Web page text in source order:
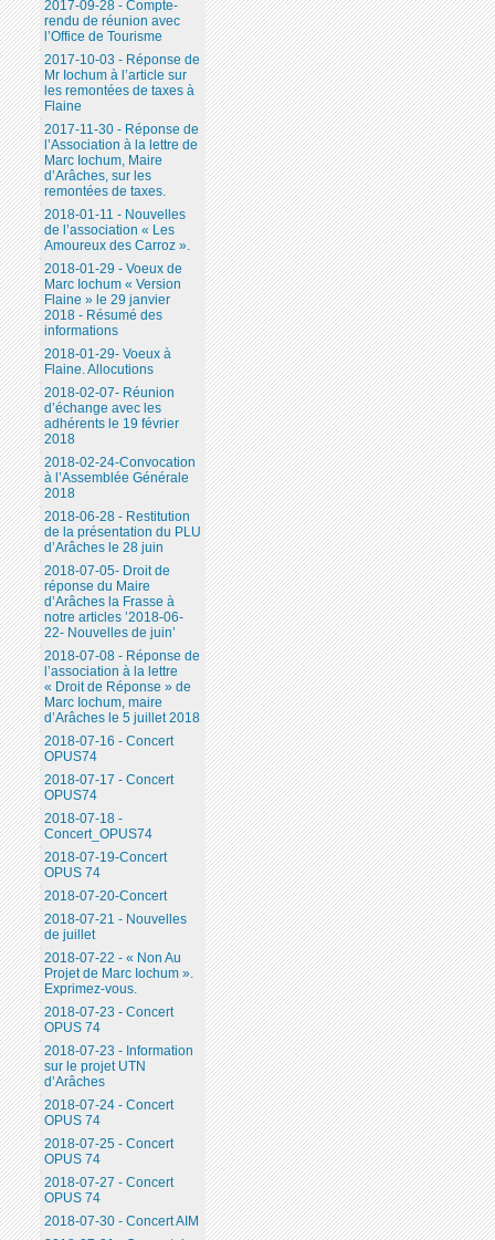
2017-09-28 - Compte-
rendu de réunion avec
l’Office de Tourisme
2017-10-03 - Réponse de
Mr Iochum à l’article sur
les remontées de taxes à
Flaine
2017-11-30 - Réponse de
l’Association à la lettre de
Marc Iochum, Maire
d’Arâches, sur les
remontées de taxes.
2018-01-11 - Nouvelles
de l’association « Les
Amoureux des Carroz ».
2018-01-29 - Voeux de
Marc Iochum « Version
Flaine » le 29 janvier
2018 - Résumé des
informations
2018-01-29- Voeux à
Flaine. Allocutions
2018-02-07- Réunion
d’échange avec les
adhérents le 19 février
2018
2018-02-24-Convocation
à l’Assemblée Générale
2018
2018-06-28 - Restitution
de la présentation du PLU
d’Arâches le 28 juin
2018-07-05- Droit de
réponse du Maire
d’Arâches la Frasse à
notre articles ’2018-06-
22- Nouvelles de juin’
2018-07-08 - Réponse de
l’association à la lettre
« Droit de Réponse » de
Marc Iochum, maire
d’Arâches le 5 juillet 2018
2018-07-16 - Concert
OPUS74
2018-07-17 - Concert
OPUS74
2018-07-18 -
Concert_OPUS74
2018-07-19-Concert
OPUS 74
2018-07-20-Concert
2018-07-21 - Nouvelles
de juillet
2018-07-22 - « Non Au
Projet de Marc Iochum ».
Exprimez-vous.
2018-07-23 - Concert
OPUS 74
2018-07-23 - Information
sur le projet UTN
d’Arâches
2018-07-24 - Concert
OPUS 74
2018-07-25 - Concert
OPUS 74
2018-07-27 - Concert
OPUS 74
2018-07-30 - Concert AIM